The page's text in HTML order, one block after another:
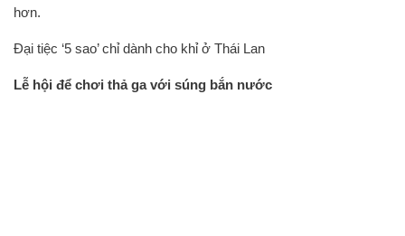
hơn.
Đại tiệc ‘5 sao’ chỉ dành cho khỉ ở Thái Lan
Lễ hội để chơi thả ga với súng bắn nước